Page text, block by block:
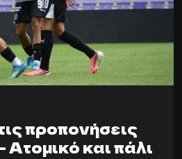
προπονήσεις
και πάλι